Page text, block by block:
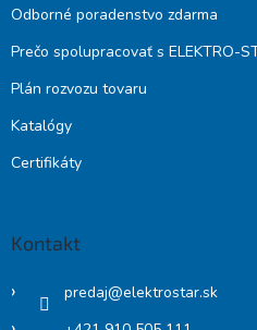
Odborné poradenstvo zdarma
Prečo spolupracovať s ELEKTRO-
Plán rozvozu tovaru
Katalógy
Certifikáty
Kontakt
predaj@elektrostar.sk